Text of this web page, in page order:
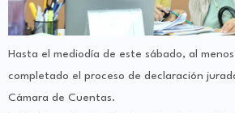
Hasta el mediodía de este sábado, al
completado el proceso de declaración
Cámara de Cuentas.